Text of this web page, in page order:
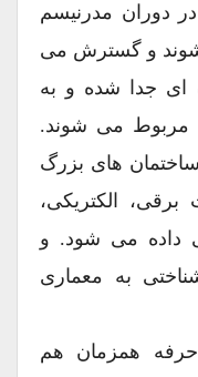
دوران مدرنیسم
و گسترش می
ای جدا شده و به
مربوط می شوند.
های بزرگ
الکتریکی،
می شود. و
به معماری
همزمان هم